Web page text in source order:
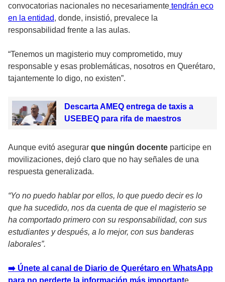
convocatorias nacionales no necesariamente tendrán eco
en la entidad, donde, insistió, prevalece la
responsabilidad frente a las aulas.
“Tenemos un magisterio muy comprometido, muy
responsable y esas problemáticas, nosotros en Querétaro,
tajantemente lo digo, no existen”.
Descarta AMEQ entrega de taxis a
USEBEQ para rifa de maestros
Aunque evitó asegurar que ningún docente participe en
movilizaciones, dejó claro que no hay señales de una
respuesta generalizada.
“Yo no puedo hablar por ellos, lo que puedo decir es lo
que ha sucedido, nos da cuenta de que el magisterio se
ha comportado primero con su responsabilidad, con sus
estudiantes y después, a lo mejor, con sus banderas
laborales”.
➡️ Únete al canal de Diario de Querétaro en WhatsApp
para no perderte la información más importante